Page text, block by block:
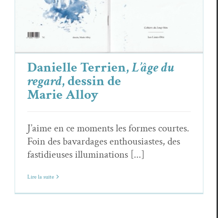
de Marie Alloy
Critiques Danielle Terrien
Danielle Terrien,L’âge du
regard, dessin de
Marie Alloy
J’aime en ce moments les formes courtes.
Foin des bavardages enthousiastes, des
fastidieuses illuminations [...]
Lire la suite